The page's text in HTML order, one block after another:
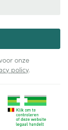
onze
policy.